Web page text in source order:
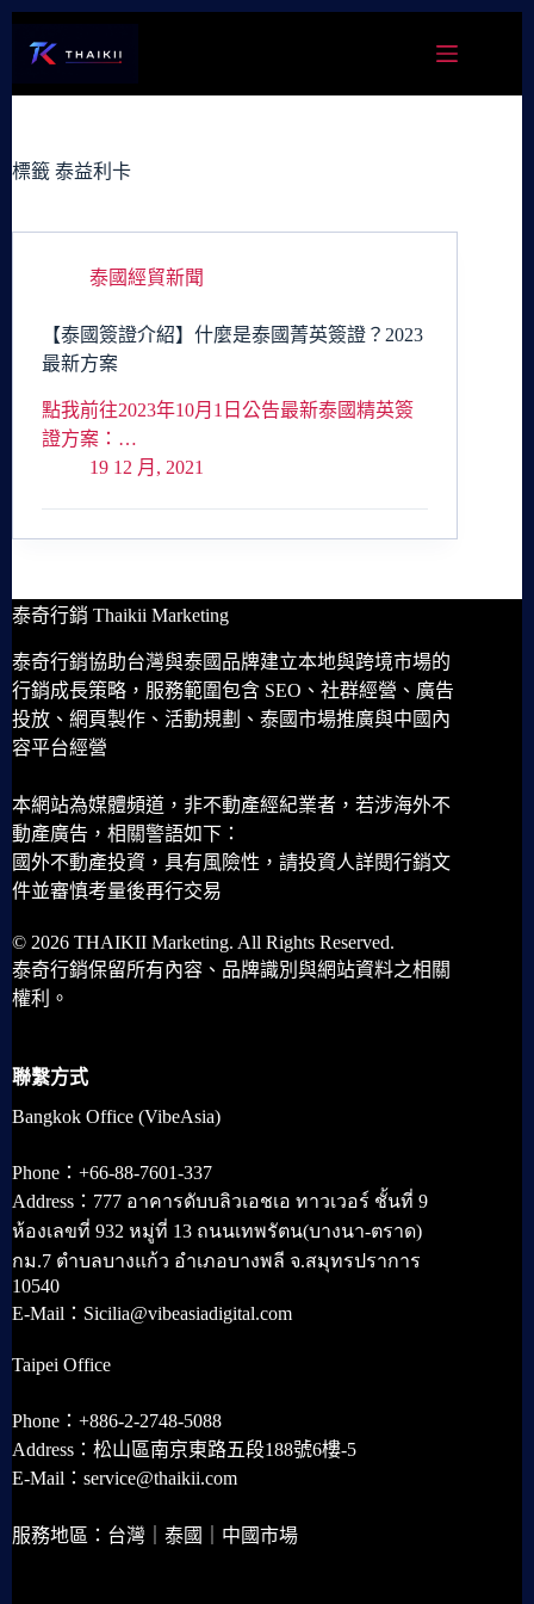
容
標籤 泰益利卡
泰國經貿新聞
【泰國簽證介紹】什麼是泰國菁英簽證？2023
最新方案
點我前往2023年10月1日公告最新泰國精英簽
證方案：…
19 12 月, 2021
泰奇行銷 Thaikii Marketing
泰奇行銷協助台灣與泰國品牌建立本地與跨境市場的
行銷成長策略，服務範圍包含 SEO、社群經營、廣告
投放、網頁製作、活動規劃、泰國市場推廣與中國內
容平台經營
本網站為媒體頻道，非不動產經紀業者，若涉海外不
動產廣告，相關警語如下：
國外不動產投資，具有風險性，請投資人詳閱行銷文
件並審慎考量後再行交易
© 2026 THAIKII Marketing. All Rights Reserved.
泰奇行銷保留所有內容、品牌識別與網站資料之相關
權利。
聯繫方式
Bangkok Office (VibeAsia)
Phone：+66-88-7601-337
Address：777 อาคารดับบลิวเอชเอ ทาวเวอร์ ชั้นที่ 9
ห้องเลขที่ 932 หมู่ที่ 13 ถนนเทพรัตน(บางนา-ตราด)
กม.7 ตำบลบางแก้ว อำเภอบางพลี จ.สมุทรปราการ
10540
E-Mail：Sicilia@vibeasiadigital.com
Taipei Office
Phone：+886-2-2748-5088
Address：松山區南京東路五段188號6樓-5
E-Mail：service@thaikii.com
服務地區：台灣｜泰國｜中國市場